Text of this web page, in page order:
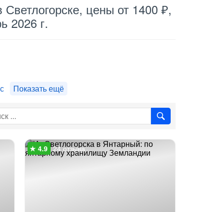
Светлогорске, цены от 1400 ₽,
2026 г.
Показать ещё
24 отзыва